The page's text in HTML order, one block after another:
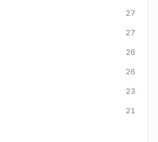
27
27
26
26
23
21